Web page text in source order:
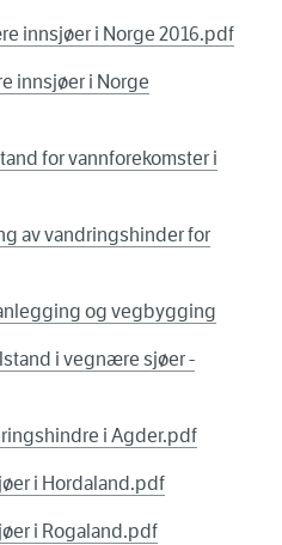
innsjøer i Norge 2016.pdf
innsjøer i Norge
for vannforekomster i
av vandringshinder for
og vegbygging
i vegnære sjøer -
i Agder.pdf
i Hordaland.pdf
i Rogaland.pdf